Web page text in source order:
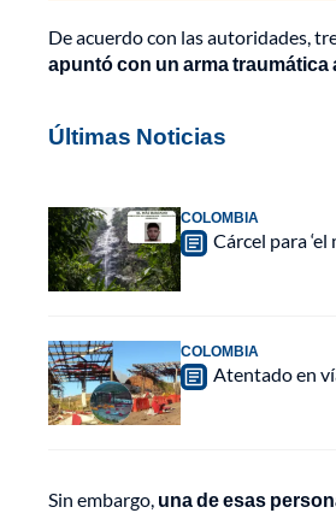
De acuerdo con las autoridades,
apuntó con un arma traumática
Últimas Noticias
COLOMBIA
Cárcel para
COLOMBIA
Atentado en
Sin embargo, una de esas